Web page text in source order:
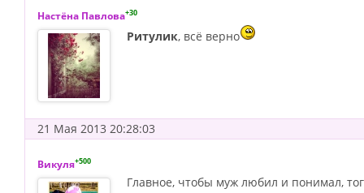
Настёна Павлова+30
Ритулик, всё верно
21 Мая 2013 20:28:03
Викуля+500
Главное, чтобы муж любил и понимал,